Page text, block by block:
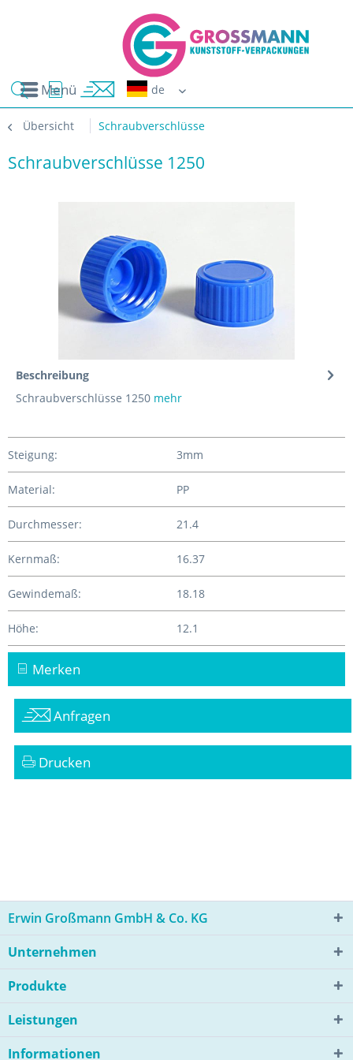
Menü
Übersicht Schraubverschlüsse
Schraubverschlüsse 1250
Beschreibung
Schraubverschlüsse 1250 mehr
Steigung: 3mm
Material: PP
Durchmesser: 21.4
Kernmaß: 16.37
Gewindemaß: 18.18
Höhe: 12.1
Merken
Anfragen
Drucken
Erwin Großmann GmbH & Co. KG
Unternehmen
Produkte
Leistungen
Informationen